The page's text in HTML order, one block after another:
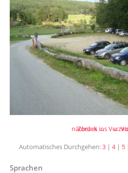
←
nächstes →
Zurück ins
Automatisches Durchgehen:3| 4| 5|
Sprachen